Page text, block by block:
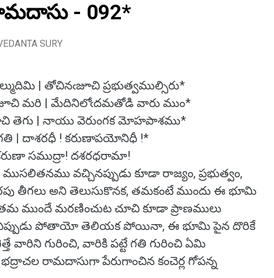
- 092*
SURY
| తోచినఁజూచి ప్రభుత్వముల్సిరు*
మరి | మేదినిలోఁదమతోడి వారు ముం*
తెగు | నాయు వెరుంగక మోహపాశము*
| దాశరధీ ! కరుణాపయోనిధీ !*
సముద్రా! దశరధరామా!
ముసలితనము వచ్చినప్పుడు కూడా రాజ్యం, ప్రభుత్వం,
తీగలు అని తెలుసుకొనక, తమకంటే ముందు ఈ భూమి
తమ ముందే మరణించుట చూచి కూడా ప్రాణములు
ఎప్పుడు పోతాయో తెలియక పోయినా, ఈ భూమి పైన దొరికే
వారిని గురించి, వారికి పట్టే గతి గురించి ఏమి
భద్రాచల రామదాసుగా పేరుగాంచిన కంచెర్ల గోపన్న